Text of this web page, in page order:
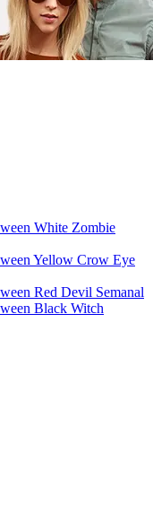
White Zombie
Yellow Crow Eye
Red Devil Semanal
Black Witch